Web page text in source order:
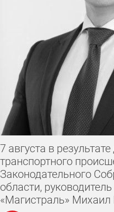
7 августа в
транспортного
Законодательного
области,
«Магистраль»